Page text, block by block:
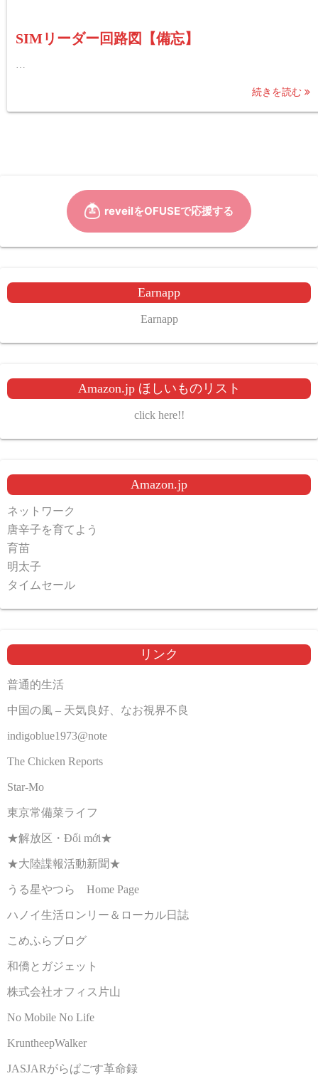
SIMリーダー回路図【備忘】
…
続きを読む
Earnapp
Earnapp
Amazon.jp ほしいものリスト
click here!!
Amazon.jp
ネットワーク
唐辛子を育てよう
育苗
明太子
タイムセール
リンク
普通的生活
中国の風 – 天気良好、なお視界不良
indigoblue1973@note
The Chicken Reports
Star-Mo
東京常備菜ライフ
★解放区・Đổi mới★
★大陸諜報活動新聞★
うる星やつら Home Page
ハノイ生活ロンリー＆ローカル日誌
こめふらブログ
和僑とガジェット
株式会社オフィス片山
No Mobile No Life
KruntheepWalker
JASJARがらぱごす革命録